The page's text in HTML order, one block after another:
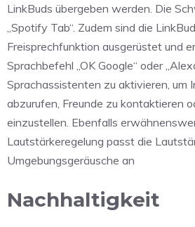
LinkBuds übergeben werden. Die
„Spotify Tab“. Zudem sind die
Freisprechfunktion ausgerüstet und
Sprachbefehl „OK Google“ oder
Sprachassistenten zu aktivieren, um
abzurufen, Freunde zu kontaktieren
einzustellen. Ebenfalls
Lautstärkeregelung passt die
Umgebungsgeräusche an
Nachhaltigkeit